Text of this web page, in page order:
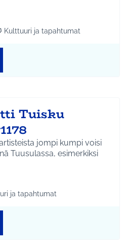
Etelä-Tuusulan kylät
tulokset teeman mukaan:
Kulttuuri ja tapahtumat
Tuisku
jompi kumpi voisi
Tuusulassa, esimerkiksi
Koko Tuusula
teeman mukaan: Kulttuuri ja
ja tapahtumat